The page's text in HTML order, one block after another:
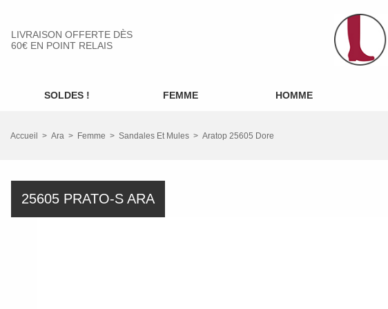
LIVRAISON OFFERTE DÈS
60€ EN POINT RELAIS
SOLDES ! FEMME HOMME
Accueil Ara Femme Sandales Et Mules Aratop 25605 Dore
25605 PRATO-S ARA